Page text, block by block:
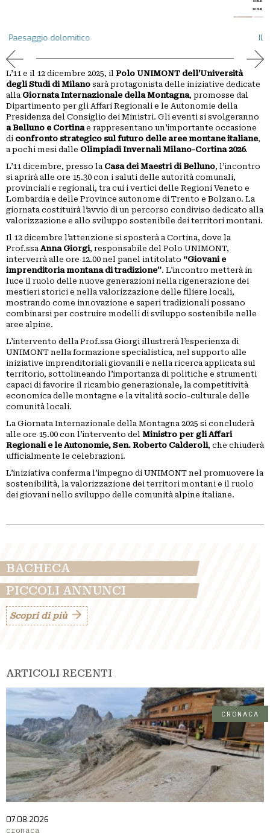
PICCOLI
ANNUNCI
L’11 e il 12 dicembre 2025, il Polo UNIMONT dell’Università
degli Studi di Milano sarà protagonista delle iniziative dedicate
alla Giornata Internazionale della Montagna, promosse dal
Dipartimento per gli Affari Regionali e le Autonomie della
Presidenza del Consiglio dei Ministri. Gli eventi si svolgeranno
a Belluno e Cortinae rappresentano un’importante occasione
di confronto strategico sul futuro delle aree montane italiane,
a pochi mesi dalle Olimpiadi Invernali Milano-Cortina 2026.
L’11 dicembre, presso la Casa dei Maestri di Belluno, l’incontro
si aprirà alle ore 15.30 con i saluti delle autorità comunali,
provinciali e regionali, tra cui i vertici delle Regioni Veneto e
Lombardia e delle Province autonome di Trento e Bolzano. La
giornata costituirà l’avvio di un percorso condiviso dedicato alla
valorizzazione e allo sviluppo sostenibile dei territori montani.
Il 12 dicembre l’attenzione si sposterà a Cortina, dove la
Prof.ssaAnna Giorgi, responsabile del Polo UNIMONT,
interverrà alle ore 12.00 nel panel intitolato “Giovani e
imprenditoria montana di tradizione”. L’incontro metterà in
luce il ruolo delle nuove generazioni nella rigenerazione dei
mestieri storici e nella valorizzazione delle filiere locali,
mostrando come innovazione e saperi tradizionali possano
combinarsi per costruire modelli di sviluppo sostenibile nelle
aree alpine.
L’intervento della Prof.ssa Giorgi illustrerà l’esperienza di
UNIMONT nella formazione specialistica, nel supporto alle
iniziative imprenditoriali giovanili e nella ricerca applicata sul
territorio, sottolineando l’importanza di politiche e strumenti
capaci di favorire il ricambio generazionale, la competitività
economica delle montagne e la vitalità socio-culturale delle
comunità locali.
La Giornata Internazionale della Montagna 2025 si concluderà
alle ore 15.00 con l’intervento del Ministro per gli Affari
Regionali e le Autonomie, Sen. Roberto Calderoli, che chiuderà
ufficialmente le celebrazioni.
L’iniziativa conferma l’impegno di UNIMONT nel promuovere la
sostenibilità, la valorizzazione dei territori montani e il ruolo
dei giovani nello sviluppo delle comunità alpine italiane.
BACHECA
PICCOLI ANNUNCI
Scopri di più
ARTICOLI RECENTI
CRONACA
07.08.2026
cronaca